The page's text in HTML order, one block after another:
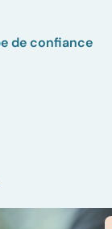
de confiance